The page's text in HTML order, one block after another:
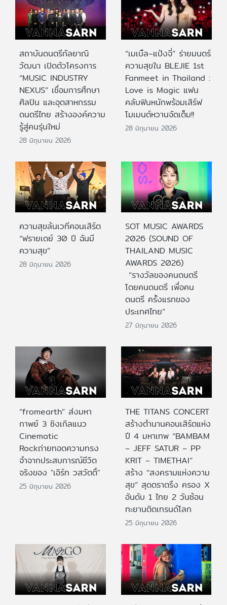
สถาบันดนตรีกัลยาณิ
วัฒนา เปิดตัวโครงการ
“MUSIC INDUSTRY
NEXUS” เชื่อมการศึกษา
ศิลปิน และอุตสาหกรรม
ดนตรีไทย สร้างองค์ความ
รู้สู่คนรุ่นใหม่
28 มิถุนายน 2026
“เมเบิ้ล–แป้งจี่” ร่ายมนตร์
ความสุขใน BLEJIE 1st
Fanmeet in Thailand :
Love is Magic แฟน
คลับฟินหนักพร้อมเสิร์ฟ
โมเมนต์หวานจัดเต็ม!!
28 มิถุนายน 2026
ความสุขล้นเวทีคอนเสิร์ต
“ฟรายเดย์ 30 ปี ฉันมี
ความสุข”
28 มิถุนายน 2026
SOT MUSIC AWARDS
2026 (SOUND OF
THAILAND MUSIC
AWARDS 2026)
“รางวัลของคนดนตรี
โดยคนดนตรี เพื่อคน
ดนตรี ครั้งแรกของ
ประเทศไทย”
27 มิถุนายน 2026
“fromearth” ส่งมหา
กาพย์ 3 ซิงเกิลแนว
Cinematic
Rockถ่ายทอดความทรง
จำจากประสบการณ์ชีวิต
จริงของ "เอิร์ท วสวัตติ์"
25 มิถุนายน 2026
THE TITANS CONCERT
สร้างตำนานคอนเสิร์ตแห่ง
ปี 4 มหาเทพ “BAMBAM
– JEFF SATUR – PP
KRIT – TIMETHAI”
สร้าง “สงครามแห่งความ
สุข” สุดตราตรึง ครอง X
อันดับ 1 ไทย 2 วันซ้อน
ทะยานติดเทรนด์โลก
25 มิถุนายน 2026